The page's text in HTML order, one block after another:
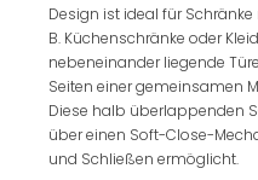
Design ist ideal für
B. Küchenschränke oder
nebeneinander liegende
Seiten einer gemeinsamen
Diese halb überlappenden
über einen Soft-Close-
und Schließen ermöglicht.